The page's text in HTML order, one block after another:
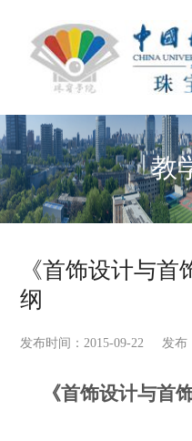
教
《首饰设计与
纲
发布时间：2015-09-22 发
《首饰设计与首